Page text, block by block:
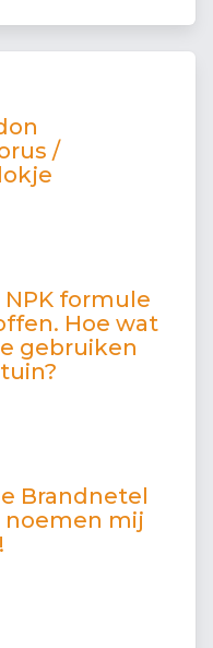
/
NPK formule
Hoe wat
gebruiken
Brandnetel
noemen mij